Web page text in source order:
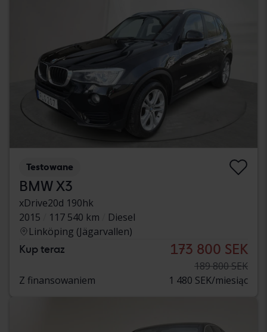
Testowane
BMW X3
xDrive20d 190hk
2015
117 540 km
Diesel
Linköping (Jägarvallen)
Kup teraz 173 800 SEK
189 800 SEK
Z finansowaniem
1 480 SEK/miesiąc